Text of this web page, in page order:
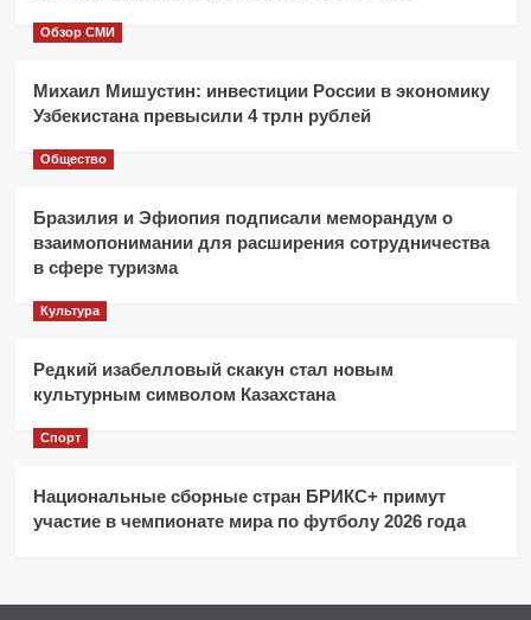
Обзор СМИ
Михаил Мишустин: инвестиции России в экономику
Узбекистана превысили 4 трлн рублей
Общество
Бразилия и Эфиопия подписали меморандум о
взаимопонимании для расширения сотрудничества
в сфере туризма
Культура
Редкий изабелловый скакун стал новым
культурным символом Казахстана
Спорт
Национальные сборные стран БРИКС+ примут
участие в чемпионате мира по футболу 2026 года